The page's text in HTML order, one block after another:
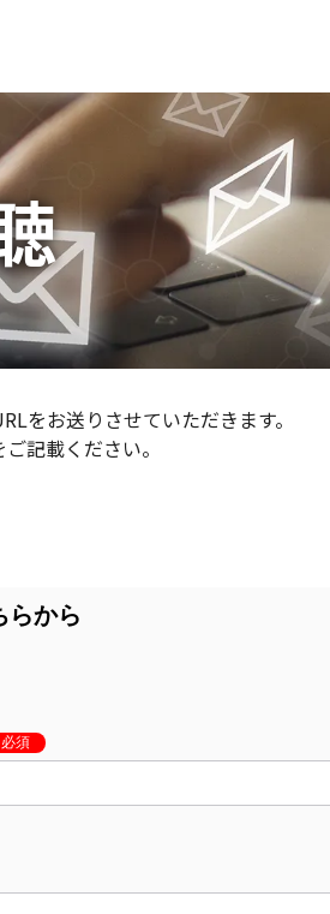
をお送りさせていただきます。
記載ください。